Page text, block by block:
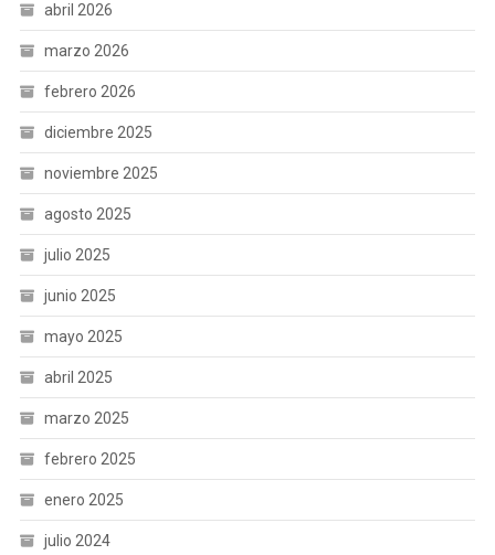
abril 2026
marzo 2026
febrero 2026
diciembre 2025
noviembre 2025
agosto 2025
julio 2025
junio 2025
mayo 2025
abril 2025
marzo 2025
febrero 2025
enero 2025
julio 2024